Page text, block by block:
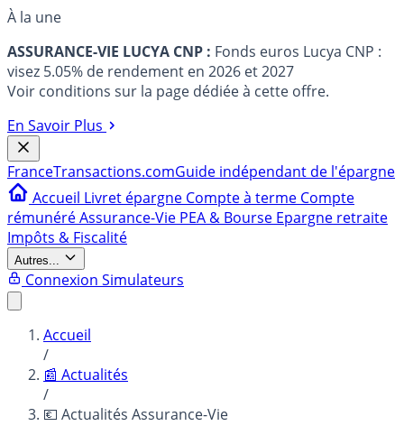
À la une
ASSURANCE-VIE LUCYA CNP : Fonds euros Lucya CNP :
visez 5.05% de rendement en 2026 et 2027
Voir conditions sur la page dédiée à cette offre.
En Savoir Plus
FranceTransactions.comGuide indépendant de l'épargne
Accueil Livret épargne Compte à terme Compte
rémunéréAssurance-Vie PEA & Bourse Epargne retraite
Impôts & Fiscalité
Autres...
Connexion Simulateurs
Accueil
/
📰 Actualités
/
💶 Actualités Assurance-Vie